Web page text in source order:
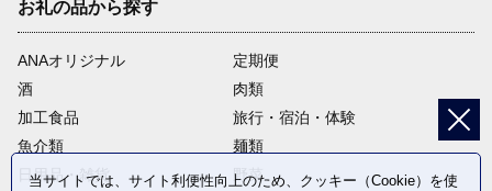
お礼の品から探す
ANAオリジナル
定期便
酒
肉類
加工食品
旅行・宿泊・体験
魚介類
麺類
日用品・雑貨
野菜
当サイトでは、サイト利便性向上のため、クッキー（Cookie）を使